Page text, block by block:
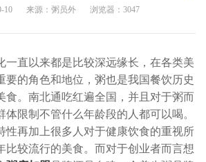
10 来源：粥员外 浏览器：3047
直以来都是比较深远缘长，在各类美
要的角色和地位，粥也是我国餐饮历史
食。南北通吃红遍全国，并且对于粥而
体限制不管什么年龄段的人都可以喝。
性再加上很多人对于健康饮食的重视所
比较流行的美食。而对于创业者而言想